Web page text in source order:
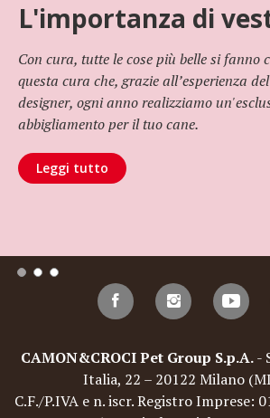
L'importanza di
Con cura, tutte le cose più belle si fanno
questa cura che, grazie all’esperienza
designer, ogni anno realizziamo
abbigliamento per il tuo cane.
Leggi tutto
CAMON&CROCI Pet Group S.p.A.-
Italia, 22 – 20122 Milano
C.F./P.IVA e n. iscr. Registro Imprese: